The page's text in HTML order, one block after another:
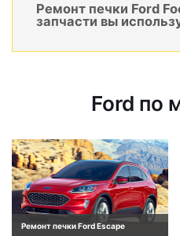
Ремонт печки Ford
запчасти вы
Ford по
Ремонт печки Ford Escape